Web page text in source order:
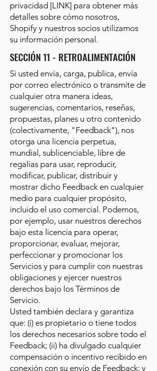
privacidad [LINK] para obtener más
detalles sobre cómo nosotros,
Shopify y nuestros socios utilizamos
su información personal.
SECCIÓN 11 - RETROALIMENTACIÓN
Si usted envía, carga, publica, envía
por correo electrónico o transmite de
cualquier otra manera ideas,
sugerencias, comentarios, reseñas,
propuestas, planes u otro contenido
(colectivamente, "Feedback"), nos
otorga una licencia perpetua,
mundial, sublicenciable, libre de
regalías para usar, reproducir,
modificar, publicar, distribuir y
mostrar dicho Feedback en cualquier
medio para cualquier propósito,
incluido el uso comercial. Podemos,
por ejemplo, usar nuestros derechos
bajo esta licencia para operar,
proporcionar, evaluar, mejorar,
perfeccionar y promocionar los
Servicios y para cumplir con nuestras
obligaciones y ejercer nuestros
derechos bajo los Términos de
Servicio.
Usted también declara y garantiza
que: (i) es propietario o tiene todos
los derechos necesarios sobre todo el
Feedback; (ii) ha divulgado cualquier
compensación o incentivo recibido en
conexión con su envío de Feedback; y